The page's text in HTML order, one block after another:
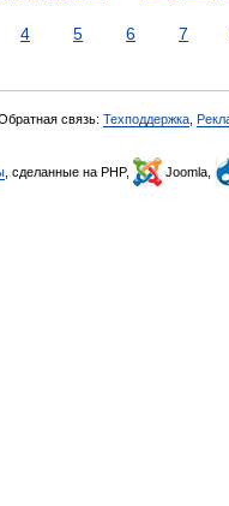
4 5 6 7
связь: Техподдержка
, сделанные на PHP, Joomla,